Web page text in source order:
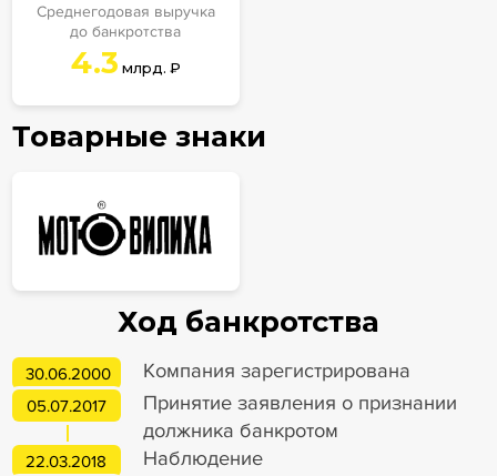
Среднегодовая выручка
до банкротства
4.3 млрд. ₽
Товарные знаки
Ход банкротства
30.06.2000 Компания зарегистрирована
05.07.2017
Принятие заявления о признании
должника банкротом
22.03.2018 Наблюдение